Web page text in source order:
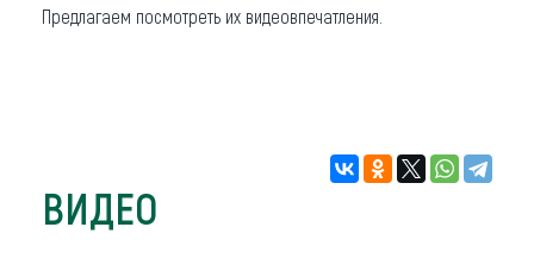
Предлагаем посмотреть их видеовпечатления.
ВИДЕО